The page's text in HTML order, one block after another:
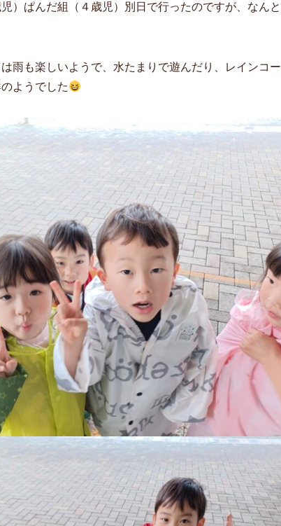
）ぱんだ組（４歳児）別日で行ったのですが、なんと
雨も楽しいようで、水たまりで遊んだり、レインコー
ようでした